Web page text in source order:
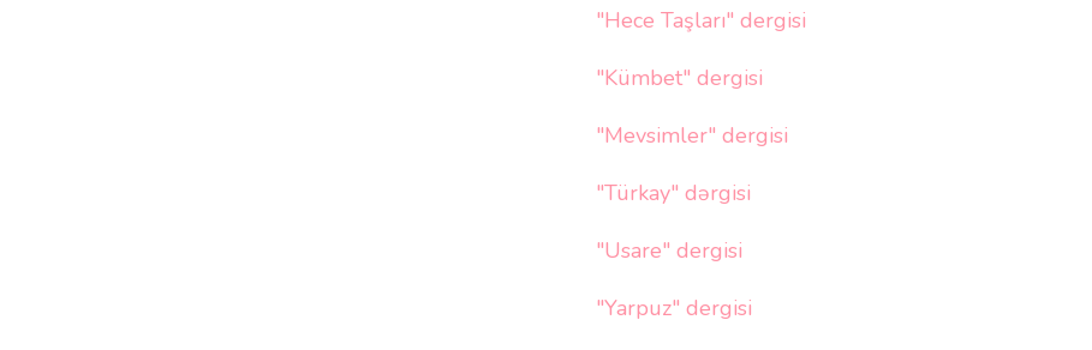
"Hece Taşları" dergisi
"Kümbet" dergisi
"Mevsimler" dergisi
"Türkay" dərgisi
"Usare" dergisi
"Yarpuz" dergisi